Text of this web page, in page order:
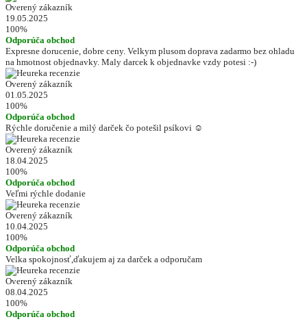
Overený zákazník
19.05.2025
100%
Odporúča obchod
Expresne dorucenie, dobre ceny. Velkym plusom doprava zadarmo bez ohladu
na hmotnost objednavky. Maly darcek k objednavke vzdy potesi :-)
Overený zákazník
01.05.2025
100%
Odporúča obchod
Rýchle doručenie a milý darček čo potešil psíkovi ☺️
Overený zákazník
18.04.2025
100%
Odporúča obchod
Veľmi rýchle dodanie
Overený zákazník
10.04.2025
100%
Odporúča obchod
Velka spokojnosť,ďakujem aj za darček a odporučam
Overený zákazník
08.04.2025
100%
Odporúča obchod